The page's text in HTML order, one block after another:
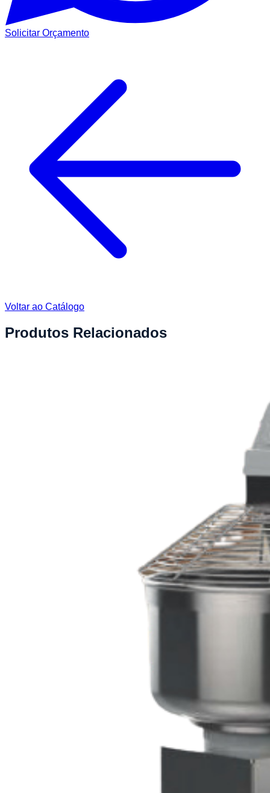
Solicitar Orçamento
Voltar ao Catálogo
Produtos Relacionados